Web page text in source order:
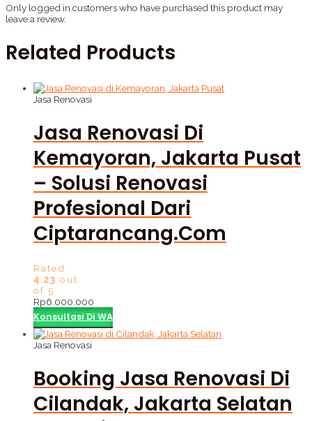
Only logged in customers who have purchased this product may
leave a review.
Related Products
Jasa Renovasi
Jasa Renovasi Di
Kemayoran, Jakarta Pusat
– Solusi Renovasi
Profesional Dari
Ciptarancang.com
Rated
4.23 out
of 5
Rp6.000.000
Konsultasi Di WA
Jasa Renovasi
Booking Jasa Renovasi Di
Cilandak, Jakarta Selatan